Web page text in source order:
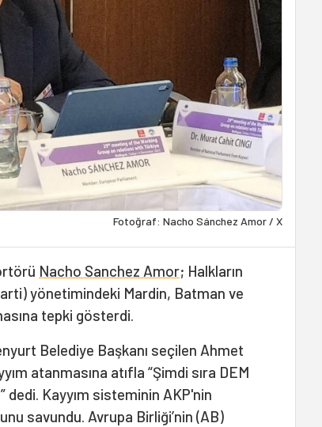
Fotoğraf: Nacho Sánchez Amor / X
Nacho Sanchez Amor; Halkların
yönetimindeki Mardin, Batman ve
tepki gösterdi.
Belediye Başkanı seçilen Ahmet
atanmasına atıfla “Şimdi sıra DEM
dedi. Kayyım sisteminin AKP'nin
savundu. Avrupa Birliği’nin (AB)